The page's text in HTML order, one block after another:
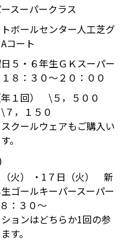
スーパークラス
ボールセンター人工芝グ
コート
５・６年生ＧＫスーパー
８：３０～２０：００
１回） \５，５００
，１５０
クールウェアもご購入い
。
（火） ・1７日（火） 新
ゴールキーパースーパー
：３０～
ョンはどちらか1回の参
す。